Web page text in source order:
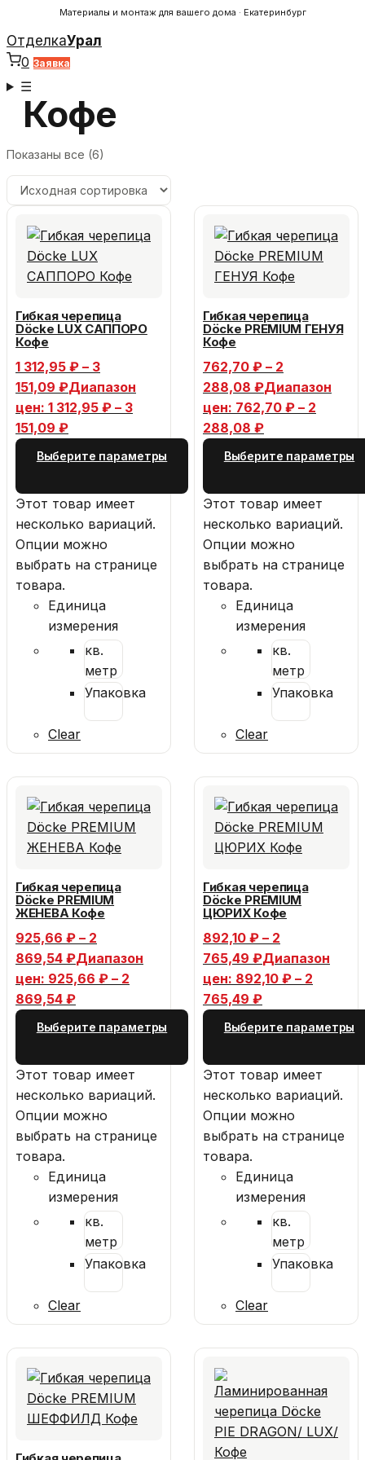
Материалы и монтаж для вашего дома · Екатеринбург
ОтделкаУрал
0 Заявка
☰
Кофе
Показаны все (6)
Гибкая черепица
Döcke LUX САППОРО
Кофе
1 312,95 ₽ – 3
151,09 ₽Диапазон
цен: 1 312,95 ₽ – 3
151,09 ₽
Выберите параметры
Этот товар имеет
несколько вариаций.
Опции можно
выбрать на странице
товара.
Единица
измерения
кв.
метр
Упаковка
Clear
Гибкая черепица
Döcke PREMIUM ГЕНУЯ
Кофе
762,70 ₽ – 2
288,08 ₽Диапазон
цен: 762,70 ₽ – 2
288,08 ₽
Выберите параметры
Этот товар имеет
несколько вариаций.
Опции можно
выбрать на странице
товара.
Единица
измерения
кв.
метр
Упаковка
Clear
Гибкая черепица
Döcke PREMIUM
ЖЕНЕВА Кофе
925,66 ₽ – 2
869,54 ₽Диапазон
цен: 925,66 ₽ – 2
869,54 ₽
Выберите параметры
Этот товар имеет
несколько вариаций.
Опции можно
выбрать на странице
товара.
Единица
измерения
кв.
метр
Упаковка
Clear
Гибкая черепица
Döcke PREMIUM
ЦЮРИХ Кофе
892,10 ₽ – 2
765,49 ₽Диапазон
цен: 892,10 ₽ – 2
765,49 ₽
Выберите параметры
Этот товар имеет
несколько вариаций.
Опции можно
выбрать на странице
товара.
Единица
измерения
кв.
метр
Упаковка
Clear